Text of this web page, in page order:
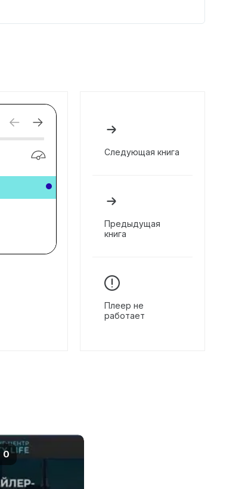
Следующая книга
Предыдущая
книга
Плеер не
работает
0